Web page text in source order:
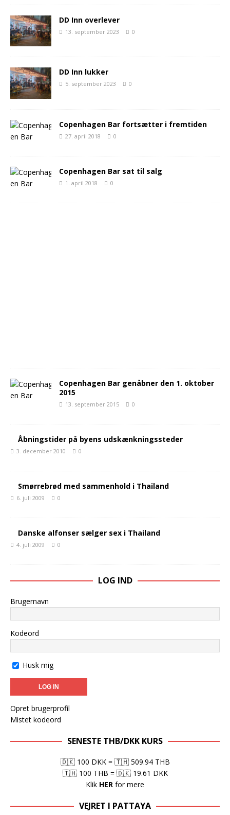
DD Inn overlever
13. september 2023 0
DD Inn lukker
5. september 2023 0
Copenhagen Bar fortsætter i fremtiden
27. april 2018 0
Copenhagen Bar sat til salg
1. april 2018 0
Copenhagen Bar genåbner den 1. oktober
2015
13. september 2015 0
Åbningstider på byens udskænkningssteder
3. december 2010 0
Smørrebrød med sammenhold i Thailand
6. juli 2009 0
Danske alfonser sælger sex i Thailand
4. juli 2009 0
LOG IND
Brugernavn
Kodeord
Husk mig
Opret brugerprofil
Mistet kodeord
SENESTE THB/DKK KURS
🇩🇰 100 DKK= 🇹🇭 509.94 THB
🇹🇭 100 THB = 🇩🇰 19.61 DKK
Klik HER for mere
VEJRET I PATTAYA